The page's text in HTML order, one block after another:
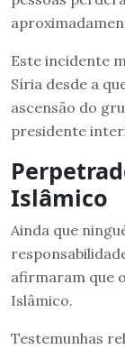
Este incidente
Síria desde a
ascensão do
presidente
Islâmico
Ainda que
afirmaram que
Islâmico.
Testemunhas